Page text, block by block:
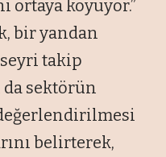
koyuyor.”
bir yandan
takip
sektörün
belirterek,